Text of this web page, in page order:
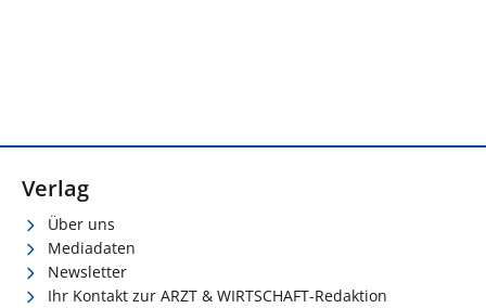
Verlag
Über uns
Mediadaten
Newsletter
Ihr Kontakt zur ARZT & WIRTSCHAFT-Redaktion